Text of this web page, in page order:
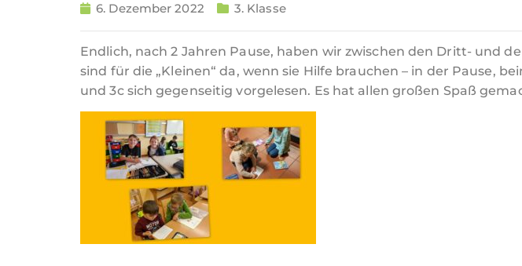
6. Dezember 2022 3. Klasse
Endlich, nach 2 Jahren Pause, haben wir zwischen den Dritt- und
sind für die „Kleinen“ da, wenn sie Hilfe brauchen – in der Pause,
und 3c sich gegenseitig vorgelesen. Es hat allen großen Spaß